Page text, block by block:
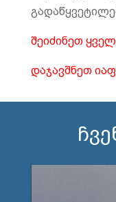
შეიძინეთ
დაჯავშნეთ